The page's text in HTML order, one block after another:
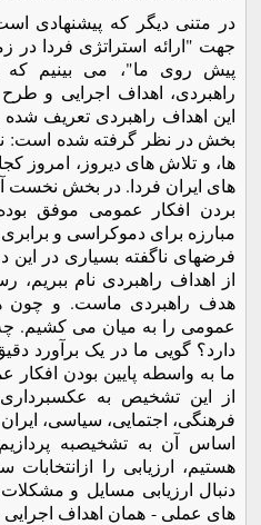
در متنی دیگر که پیشنهادی
جهت "ارائه استراتژی فردا
پیش روی ما"، می بینیم که
راهبردی، اهداف اجرایی و
این اهداف راهبردی تعریف شده
بخش در نظر گرفته شده است:
ها، و تلاش های دیروز، امروز
های ایران فردا. در بخش نخست
بردن افکار عمومی موفق
مبارزه برای دموکراسی و
فرضهای ناگفته بسیاری در این
از اهداف راهبردی نام ببریم،
هدف راهبردی ماست. و چون
عمومی را به میان می کشیم.
دارد؟ گویی ما در یک برآورد
ما به واسطه پایین بودن
از این تشخیص به عکسبرداری
فرهنگی، اجتمایی، سیاسی،
اساس آن به تشخیصبه
دنبال ارزیابی مسایل و مشکلات
های عملی - همان اهداف